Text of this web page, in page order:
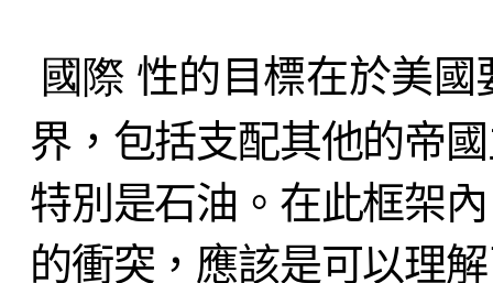
國際 性的目標在於美國
界，包括支配其他的帝
特別是石油。在此框架
的衝突，應該是可以理